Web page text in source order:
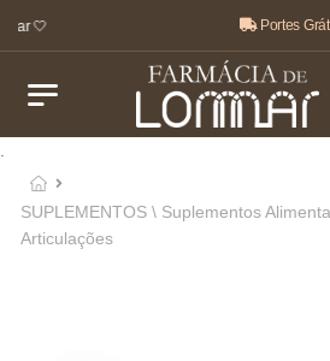
🤍 Portes
SUPLEMENTOS \ Suplementos
Articulações